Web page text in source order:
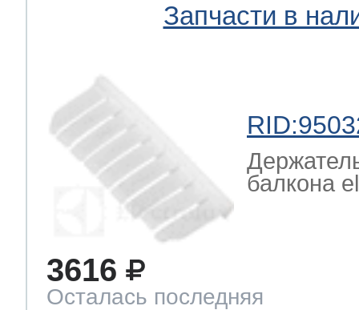
Запчасти в
балкона
3616
Осталась последняя